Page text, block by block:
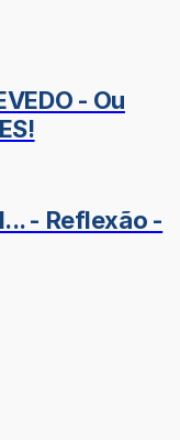
- Ou
- Reflexão -